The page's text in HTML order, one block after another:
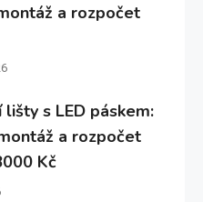
a rozpočet
s LED páskem:
a rozpočet
Kč